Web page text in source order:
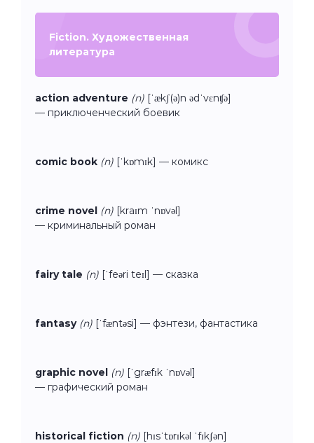
Fiction. Художественная
литература
action adventure (n) [ˈækʃ(ə)n ədˈvɛnʧə]
— приключенческий боевик
comic book (n) [ˈkɒmɪk] — комикс
crime novel (n) [kraɪm ˈnɒvəl]
— криминальный роман
fairy tale (n) [ˈfeəri teɪl] — сказка
fantasy (n) [ˈfæntəsi] — фэнтези, фантастика
graphic novel (n) [ˈgræfɪk ˈnɒvəl]
— графический роман
historical fiction (n) [hɪsˈtɒrɪkəl ˈfɪkʃən]